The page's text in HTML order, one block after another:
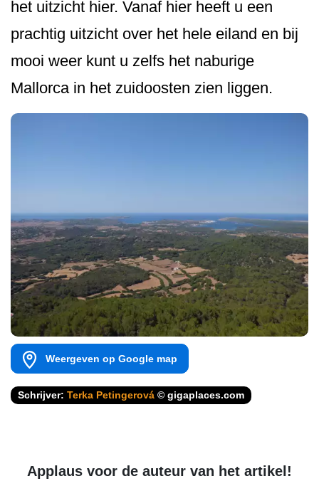
het uitzicht hier. Vanaf hier heeft u een
prachtig uitzicht over het hele eiland en bij
mooi weer kunt u zelfs het naburige
Mallorca in het zuidoosten zien liggen.
Weergeven op Google map
Schrijver: Terka Petingerová © gigaplaces.com
Applaus voor de auteur van het artikel!